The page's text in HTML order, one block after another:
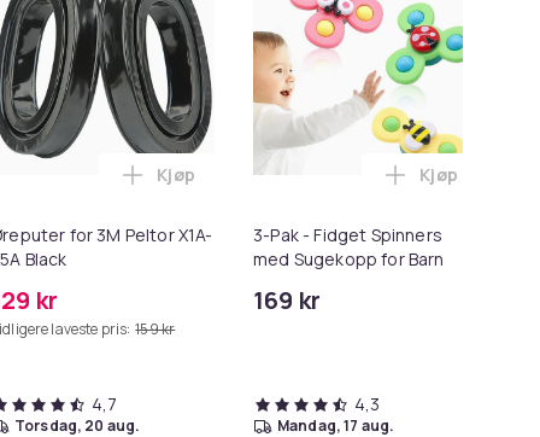
i handlekurven
til SD/TF Kortleser - 2-i-1 Minnekortadapter til iPhone/
for 3M Peltor X1A-
Black
kr
laveste pris: 159 kr
Legg Øreputer for 3M Peltor X1A-X5A Black
Kjøp
4,7
torsdag, 20 aug.
3-Pak - Fidget Spinners
med Sugekopp for Barn
169 kr
Legg 3-Pak -
Kjøp
4,3
mandag, 17 aug.